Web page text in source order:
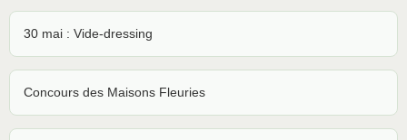
30 mai : Vide-dressing
Concours des Maisons Fleuries